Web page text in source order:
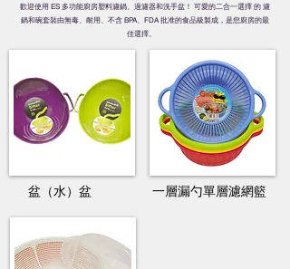
歡迎使用 ES 多功能廚房塑料濾鍋、過濾器和洗手盆！ 可愛的二合一選擇 的 濾
鍋和碗套裝由無毒、耐用、不含 BPA、FDA 批准的食品級製成，是您廚房的最
佳選擇。
盆（水）盆 一層漏勺單層濾網籃